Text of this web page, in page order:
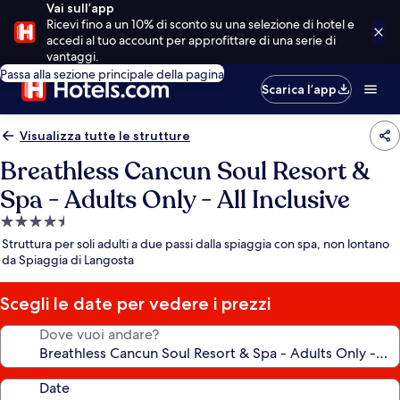
Vai sull’app
Ricevi fino a un 10% di sconto su una selezione di hotel e
accedi al tuo account per approfittare di una serie di
vantaggi.
Passa alla sezione principale della pagina
Scarica l’app
Visualizza tutte le strutture
Breathless Cancun Soul Resort &
Spa - Adults Only - All Inclusive
Struttura
a
4.5
stelle
Struttura per soli adulti a due passi dalla spiaggia con spa, non lontano
da Spiaggia di Langosta
Scegli le date per vedere i prezzi
Dove vuoi andare?
Date